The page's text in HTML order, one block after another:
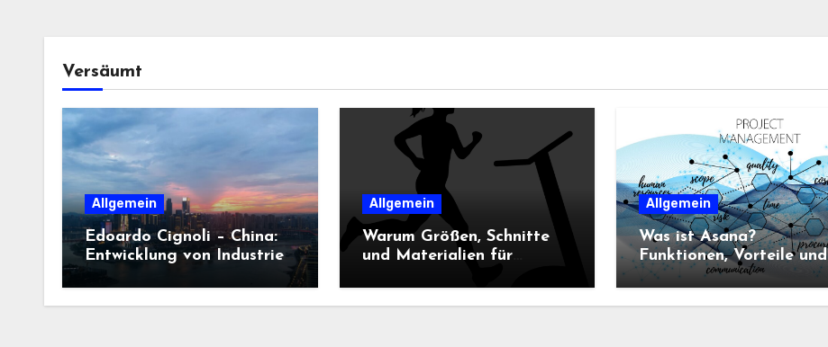
Versäumt
Allgemein
Edoardo Cignoli – China:
Entwicklung von Industrie,
Technologie
Allgemein
Warum Größen, Schnitte
und Materialien für
entscheidend sind
Allgemein
Was ist Asana?
Funktionen, Vorteile und
Einsatz im
Projektmanagement